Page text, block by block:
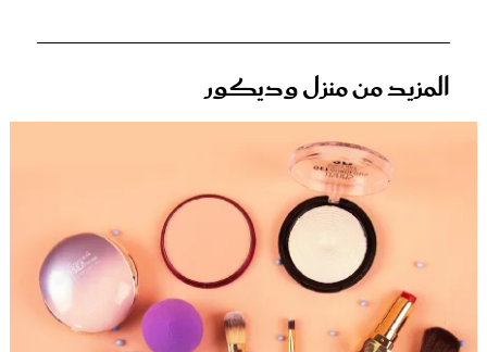
المزيد من منزل وديكور